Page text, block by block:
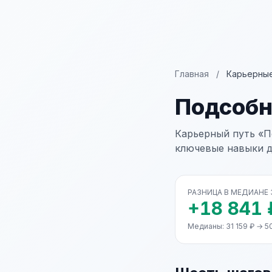
Главная /
Карьерный путь
ключевые навыки
РАЗНИЦА В МЕДИАНЕ
+18 841
Медианы: 31 159 ₽ →